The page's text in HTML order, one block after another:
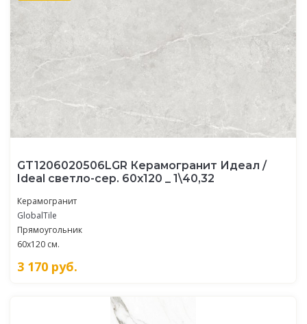
GT1206020506LGR Керамогранит Идеал /
Ideal светло-сер. 60x120 _ 1\40,32
Керамогранит
GlobalTile
Прямоугольник
60x120 см.
3 170 руб.